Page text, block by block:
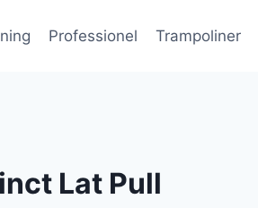
Professionel Trampoliner
Lat Pull